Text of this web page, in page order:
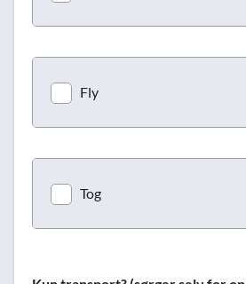
Fly
Tog